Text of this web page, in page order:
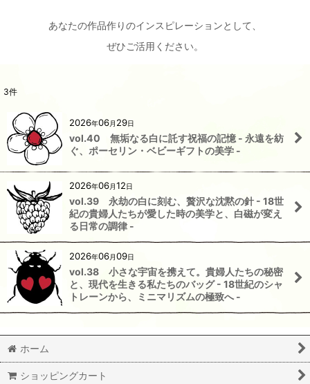
あなたの作品作りのインスピレーションとして、
ぜひご活用ください。
3件
2026年06月 29日
vol.40 無垢なる白に託す祝福の記憶 - 永遠を紡
ぐ、ポーセリン・ベビーギフトの美学 -
2026年06月12日
vol.39 永劫の白に刻む、贅沢な沈黙の針 - 18世
紀の貴婦人たちが愛した時の美学と、白磁が変え
る日常の調律 -
2026年06月09日
vol.38 小さな宇宙を携えて。貴婦人たちの秘密
と、現代を生きる私たちのバッグ - 18世紀のシャ
トレーンから、ミニマリズムの極致へ -
ホーム
ショッピングカート